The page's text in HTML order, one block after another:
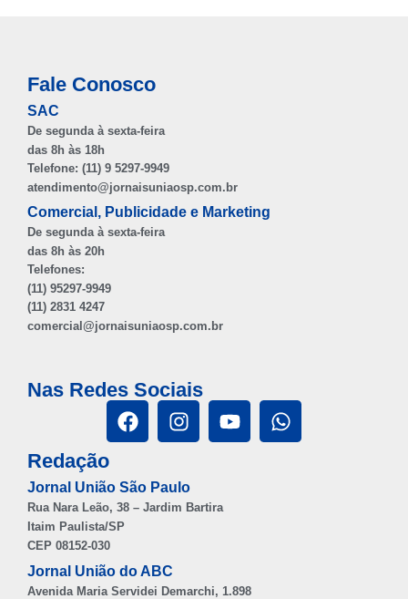
Fale Conosco
SAC
De segunda à sexta-feira
das 8h às 18h
Telefone: (11) 9 5297-9949
atendimento@jornaisuniaosp.com.br
Comercial, Publicidade e Marketing
De segunda à sexta-feira
das 8h às 20h
Telefones:
(11) 95297-9949
(11) 2831 4247
comercial@jornaisuniaosp.com.br
Nas Redes Sociais
Redação
Jornal União São Paulo
Rua Nara Leão, 38 – Jardim Bartira
Itaim Paulista/SP
CEP 08152-030
Jornal União do ABC
Avenida Maria Servidei Demarchi, 1.898